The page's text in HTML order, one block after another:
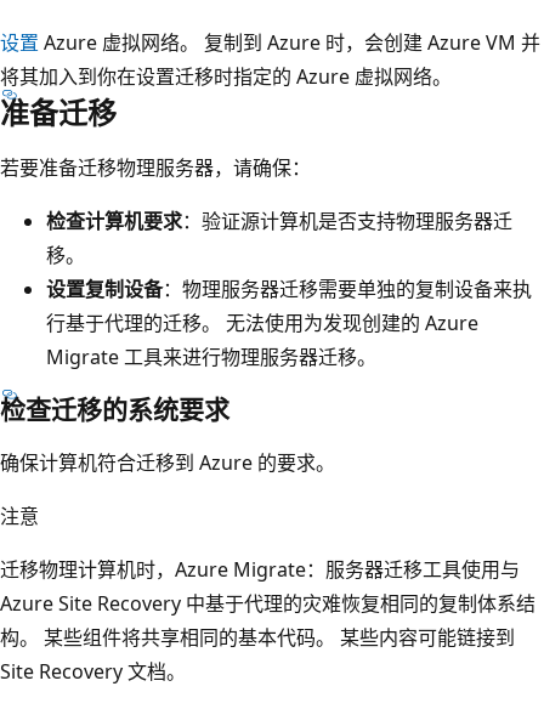
设置 Azure 虚拟网络。 复制到 Azure 时，会创建 Azure VM 并
将其加入到你在设置迁移时指定的 Azure 虚拟网络。
准备迁移
若要准备迁移物理服务器，请确保：
检查计算机要求：验证源计算机是否支持物理服务器迁
移。
设置复制设备：物理服务器迁移需要单独的复制设备来执
行基于代理的迁移。 无法使用为发现创建的 Azure
Migrate 工具来进行物理服务器迁移。
检查迁移的系统要求
确保计算机符合迁移到 Azure 的要求。
注意
迁移物理计算机时，Azure Migrate：服务器迁移工具使用与
Azure Site Recovery 中基于代理的灾难恢复相同的复制体系结
构。 某些组件将共享相同的基本代码。 某些内容可能链接到
Site Recovery 文档。